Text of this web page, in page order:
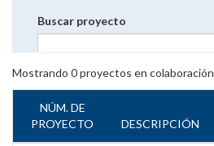
Buscar proyecto
Mostrando 0proyectos en colaboración
NÚM. DE
PROYECTO
DESCRIPCIÓN